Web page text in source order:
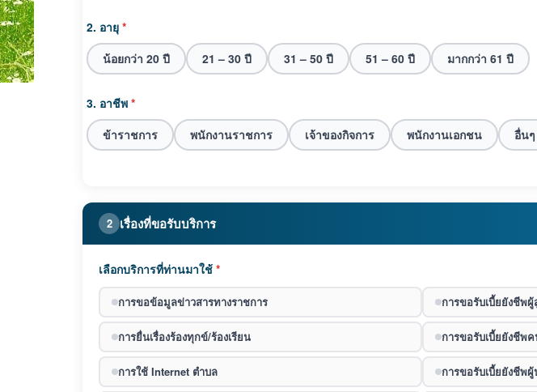
2. อายุ *
น้อยกว่า 20 ปี
21 – 30 ปี 31 – 50 ปี 51 – 60 ปี มากกว่า 61 ปี
3. อาชีพ *
ข้าราชการ
พนักงานราชการ เจ้าของกิจการ พนักงานเอกชน อื่นๆ
2 เรื่องที่ขอรับบริการ
เลือกบริการที่ท่านมาใช้ *
การขอข้อมูลข่าวสารทางราชการ การขอรับเบี้ยยังชีพผู้
การยื่นเรื่องร้องทุกข์/ร้องเรียน การขอรับเบี้ยยังชีพ
การใช้ Internet ตำบล การขอรับเบี้ยยังชีพผู้